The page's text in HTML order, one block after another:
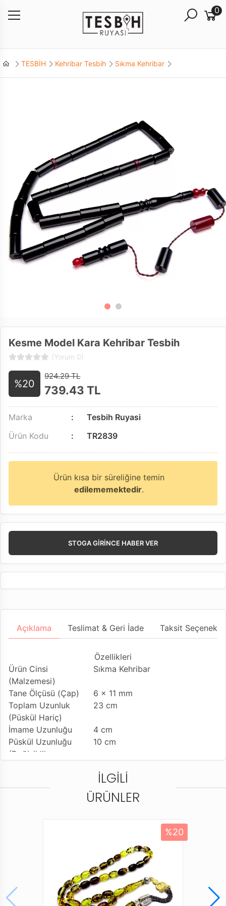
0
TESBİH Kehribar Tesbih Sıkma Kehribar
Kesme Model Kara Kehribar Tesbih
(Yorum 0)
%20
924.29 TL
739.43 TL
Marka
Tesbih Ruyasi
Ürün Kodu
TR2839
Ürün kısa bir süreliğine temin
edilememektedir.
STOGA GIRINCE HABER VER
Açıklama Teslimat & Geri İade Taksit
Özellikleri
Ürün Cinsi
(Malzemesi)
Sıkma Kehribar
Tane Ölçüsü (Çap)
6 x 11 mm
Toplam Uzunluk
(Püskül Hariç)
23 cm
İmame Uzunluğu
4 cm
Püskül Uzunluğu
(Değişiklik
10 cm
Kesme Model
Usta İşçilikli Ürün
Günlük Kullanıma Uygundur
Çiftli Çekime Uygun
Standart Tesbih İpi
Gönderim Şekli
Standart Dayanıklı Tesbih
Kutusu ve Karton Taşıma
Çantası
İLGILI
ÜRÜNLER
%20